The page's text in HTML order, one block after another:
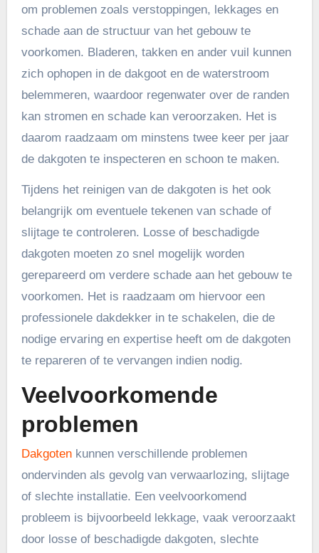
om problemen zoals verstoppingen, lekkages en
schade aan de structuur van het gebouw te
voorkomen. Bladeren, takken en ander vuil kunnen
zich ophopen in de dakgoot en de waterstroom
belemmeren, waardoor regenwater over de randen
kan stromen en schade kan veroorzaken. Het is
daarom raadzaam om minstens twee keer per jaar
de dakgoten te inspecteren en schoon te maken.
Tijdens het reinigen van de dakgoten is het ook
belangrijk om eventuele tekenen van schade of
slijtage te controleren. Losse of beschadigde
dakgoten moeten zo snel mogelijk worden
gerepareerd om verdere schade aan het gebouw te
voorkomen. Het is raadzaam om hiervoor een
professionele dakdekker in te schakelen, die de
nodige ervaring en expertise heeft om de dakgoten
te repareren of te vervangen indien nodig.
Veelvoorkomende
problemen
Dakgotenkunnen verschillende problemen
ondervinden als gevolg van verwaarlozing, slijtage
of slechte installatie. Een veelvoorkomend
probleem is bijvoorbeeld lekkage, vaak veroorzaakt
door losse of beschadigde dakgoten, slechte